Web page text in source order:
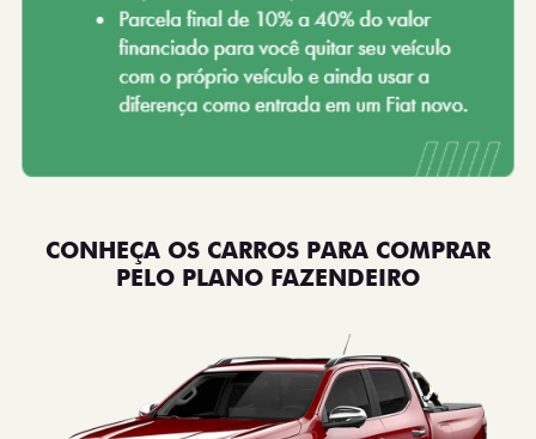
CONHEÇA OS CARROS PARA COMPRAR
PELO PLANO FAZENDEIRO